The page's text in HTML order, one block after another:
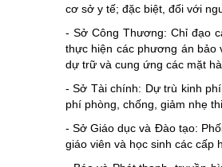
cơ sở y tế; đặc biệt, đối với
- Sở Công Thương: Chỉ đạo
thực hiện các phương án bảo
dự trữ và cung ứng các mặt
- Sở Tài chính: Dự trù kinh
phí phòng, chống, giảm nhẹ
- Sở Giáo dục và Đào tạo:
giáo viên và học sinh các cấp